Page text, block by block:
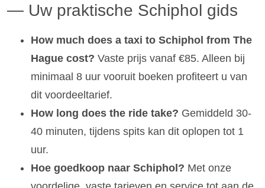
— Uw praktische Schiphol gids
How much does a taxi to Schiphol from The
Hague cost? Vaste prijs vanaf €85. Alleen bij
minimaal 8 uur vooruit boeken profiteert u van
dit voordeeltarief.
How long does the ride take? Gemiddeld 30-
40 minuten, tijdens spits kan dit oplopen tot 1
uur.
Hoe goedkoop naar Schiphol? Met onze